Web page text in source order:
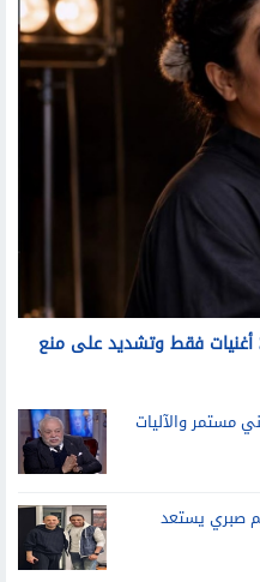
ماذا جرى في بروفة حفل شيرين؟ 3 أغنيات فقط وتشديد على منع